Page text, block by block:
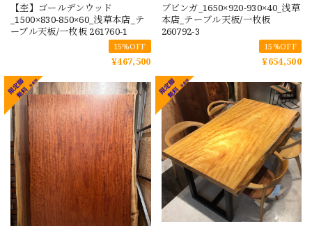
【杢】ゴールデンウッド
_1500×830-850×60_浅草本店_テ
ーブル天板/一枚板 261760-1
15%OFF
¥467,500
ブビンガ_1650×920-930×40_浅草
本店_テーブル天板/一枚板
260792-3
15%OFF
¥654,500